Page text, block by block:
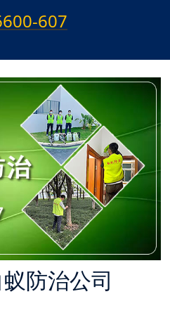
607
防治公司